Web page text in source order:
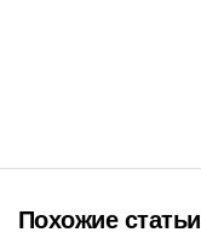
Похожие статьи